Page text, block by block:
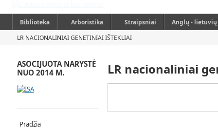
Biblioteka Arboristika Straipsniai
Anglų -
LR NACIONALINIAI GENETINIAI IŠTEKLIAI
LR nacionaliniai
ASOCIJUOTA NARYSTĖ
NUO 2014 M.
Pradžia